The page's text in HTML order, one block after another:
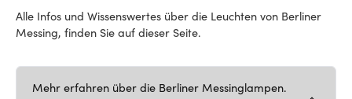
Alle Infos und Wissenswertes über die Leuchten von Berliner
Messing, finden Sie auf dieser Seite.
Mehr erfahren über die Berliner Messinglampen.